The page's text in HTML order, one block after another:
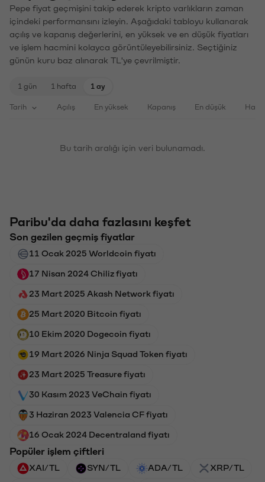
Pepe fiyat geçmişini takip ederek kripto varlıkların zaman
içindeki performansını izleyin. Aşağıdaki tabloyu kullanarak
açılış ve kapanış değerlerini, en yüksek ve en düşük fiyatları
ve işlem hacmini kolayca görüntüleyebilirsiniz. Seçtiğiniz
günün kuru baz alınarak TL'ye çevrilmiştir.
1 gün 1 hafta 1 ay
Tarih Açılış En yüksek Kapanış En düşük
Bu tarih aralığı için veri bulunamadı.
Paribu'da daha fazlasını keşfet
Son gezilen geçmiş fiyatlar
11 Ocak 2025 Worldcoin fiyatı
17 Nisan 2024 Chiliz fiyatı
23 Mart 2025 Akash Network fiyatı
25 Mart 2020 Bitcoin fiyatı
10 Ekim 2020 Dogecoin fiyatı
19 Mart 2026 Ninja Squad Token fiyatı
23 Mart 2025 Treasure fiyatı
30 Kasım 2023 VeChain fiyatı
3 Haziran 2023 Valencia CF fiyatı
16 Ocak 2024 Decentraland fiyatı
Popüler işlem çiftleri
XAI/TL SYN/TL ADA/TL XRP/TL